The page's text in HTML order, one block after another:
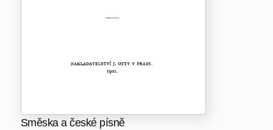
Směska a české písně